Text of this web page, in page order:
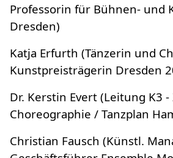
Professorin für Bühnen- und
Dresden)
Katja Erfurth (Tänzerin und
Kunstpreisträgerin Dresden
Dr. Kerstin Evert (Leitung K3
Choreographie / Tanzplan
Christian Fausch (Künstl.